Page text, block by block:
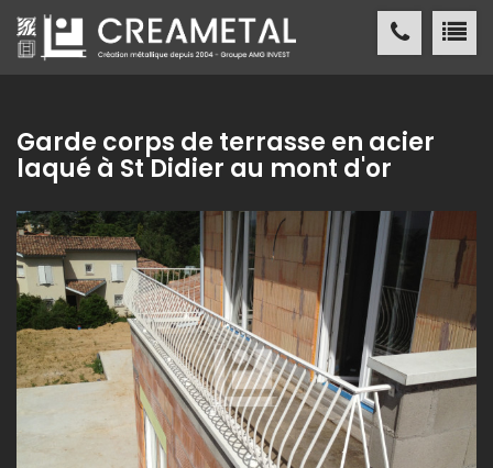
CREAMETAL Création métallique
CREAMETAL
FABRICATION MÉTALLIQUE
NOS RÉALISATIONS
NOSRÉFÉRENCES
ACTUALITÉS/ PRESSE
CONTACT
Garde corps de terrasse en acier
laqué à St Didier au mont d'or